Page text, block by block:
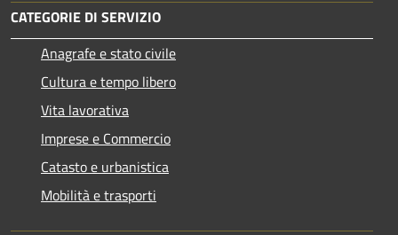
CATEGORIE DI SERVIZIO
Anagrafe e stato civile
Cultura e tempo libero
Vita lavorativa
Imprese e Commercio
Catasto e urbanistica
Mobilità e trasporti